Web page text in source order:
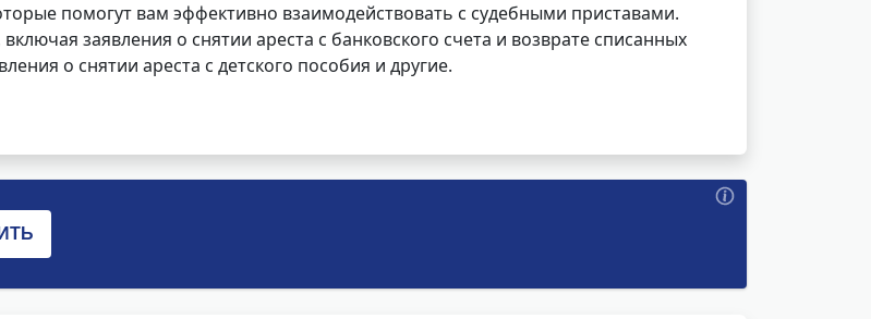
помогут вам эффективно взаимодействовать с судебными приставами.
заявления о снятии ареста с банковского счета и возврате списанных
о снятии ареста с детского пособия и другие.